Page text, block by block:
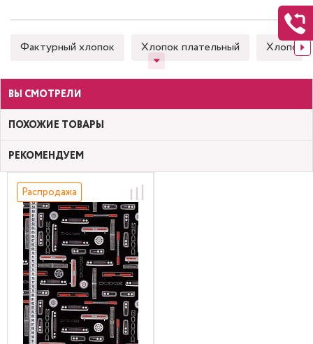
Фактурный хлопок Хлопок плательный Хлопок
ВЫ СМОТРЕЛИ
ПОХОЖИЕ ТОВАРЫ
РЕКОМЕНДУЕМ
Распродажа